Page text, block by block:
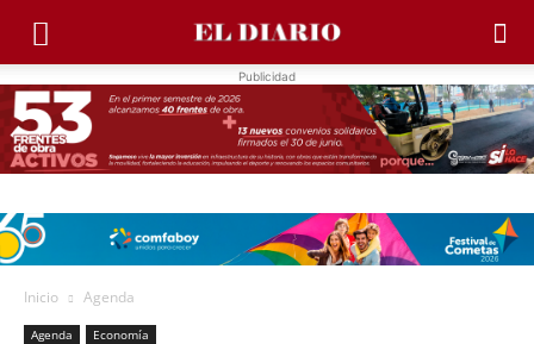
Publicidad
Inicio Agenda
Agenda Economía